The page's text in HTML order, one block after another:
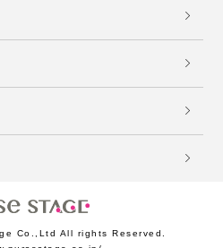
Co.,Ltd All rights Reserved.